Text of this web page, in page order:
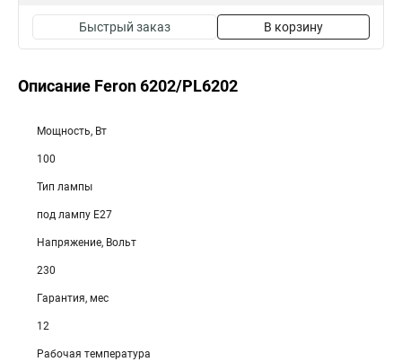
Быстрый заказ В корзину
Описание Feron 6202/PL6202
Мощность, Вт
100
Тип лампы
под лампу Е27
Напряжение, Вольт
230
Гарантия, мес
12
Рабочая температура